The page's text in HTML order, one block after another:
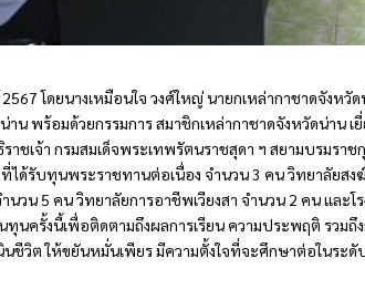
โดยนางเหมือนใจ วงศ์ใหญ่ นายกเหล่ากาชาดจังหวั
าน พร้อมด้วยกรรมการ สมาชิกเหล่ากาชาดจังหวัดน่าน
าชเจ้า กรมสมเด็จพระเทพรัตนราชสุดา ฯ สยามบรมรา
ได้รับทุนพระราชทานต่อเนื่อง จำนวน 3 คน วิทยาลัยส
นวน 5 คน วิทยาลัยการอาชีพเวียงสา จำนวน 2 คน และ
ทุนครั้งนี้เพื่อติดตามถึงผลการเรียน ความประพฤติ รวมถึ
นชีวิต ให้ขยันหมั่นเพียร มีความตั้งใจที่จะศึกษาต่อในร